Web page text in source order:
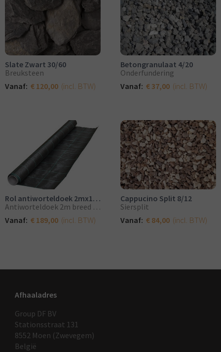
Slate Zwart 30/60
Breuksteen
Vanaf: € 120,00 (incl. BTW)
Betongranulaat 4/20
Onderfundering
Vanaf: € 37,00 (incl. BTW)
Rol antiworteldoek 2mx100m breed
Antiworteldoek 2m breed per rol
Vanaf: € 189,00 (incl. BTW)
Cappucino Split 8/12
Siersplit
Vanaf: € 84,00 (incl. BTW)
Afhaaladres
Group DF BV
Stationsstraat 131
8552 Moen (Zwevegem)
België